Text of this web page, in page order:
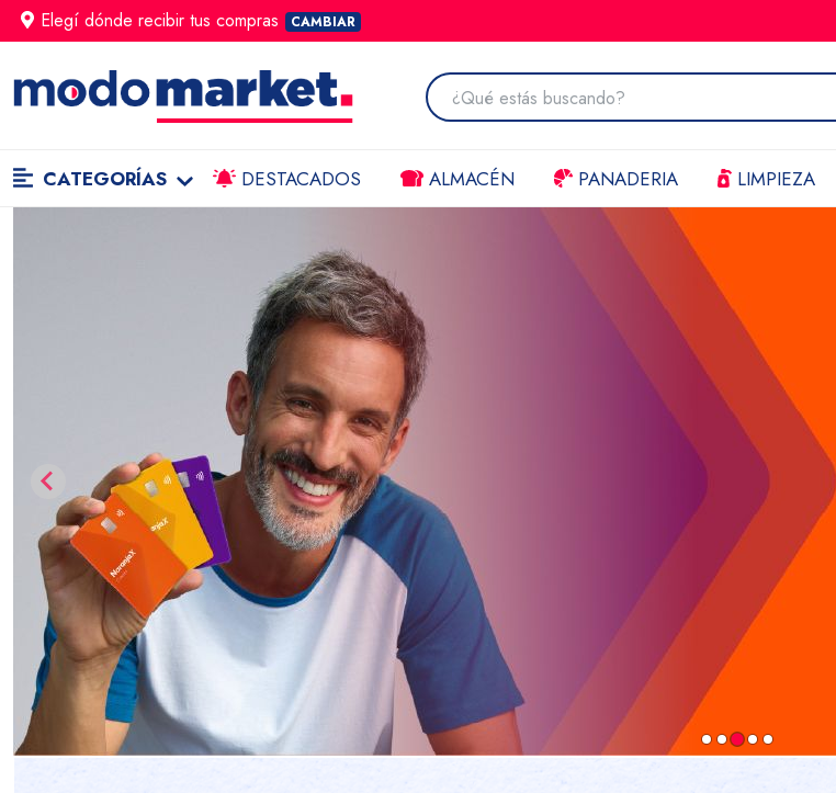
Elegí dónde recibir tus compras CAMBIAR
CATEGORÍAS DESTACADOS ALMACÉN PANADERIA LIMPIEZA